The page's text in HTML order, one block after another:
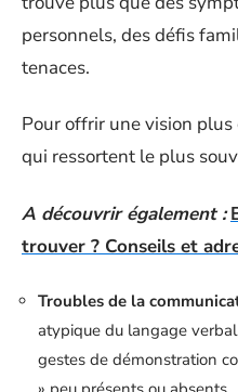
personnels, des défis
tenaces.
Pour offrir une vision
qui ressortent le plus
A découvrir également :
trouver ? Conseils et
Troubles de la
atypique du langage
gestes de démonstration